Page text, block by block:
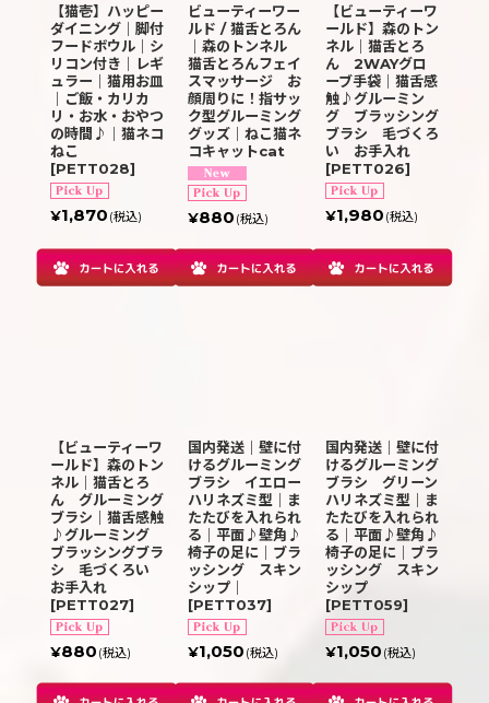
絞り込む
【猫壱】ハッピー
ダイニング｜脚付
フードボウル｜シ
リコン付き｜レギ
ュラー｜猫用お皿
｜ご飯・カリカ
リ・お水・おやつ
の時間♪｜猫ネコ
ねこ
[PETT028]
¥1,870 (税込)
ビューティーワー
ルド / 猫舌とろん
｜森のトンネル
猫舌とろんフェイ
スマッサージ お
顔周りに！指サッ
ク型グルーミング
グッズ｜ねこ猫ネ
コキャットcat
¥880 (税込)
【ビューティーワ
ールド】森のトン
ネル｜猫舌とろ
ん 2WAYグロ
ーブ手袋｜猫舌感
触♪グルーミン
グ ブラッシング
ブラシ 毛づくろ
い お手入れ
[PETT026]
¥1,980 (税込)
【ビューティーワ
ールド】森のトン
ネル｜猫舌とろ
ん グルーミング
ブラシ｜猫舌感触
♪グルーミング
ブラッシングブラ
シ 毛づくろい
お手入れ
[PETT027]
¥880 (税込)
国内発送｜壁に付
けるグルーミング
ブラシ イエロー
ハリネズミ型｜ま
たたびを入れられ
る｜平面♪壁角♪
椅子の足に｜ブラ
ッシング スキン
シップ｜
[PETT037]
¥1,050 (税込)
国内発送｜壁に付
けるグルーミング
ブラシ グリーン
ハリネズミ型｜ま
たたびを入れられ
る｜平面♪壁角♪
椅子の足に｜ブラ
ッシング スキン
シップ
[PETT059]
¥1,050 (税込)